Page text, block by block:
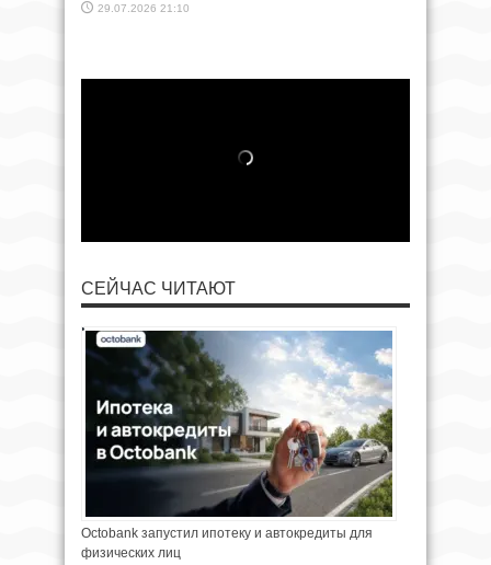
29.07.2026 21:10
СЕЙЧАС ЧИТАЮТ
Octobank запустил ипотеку и автокредиты для
физических лиц